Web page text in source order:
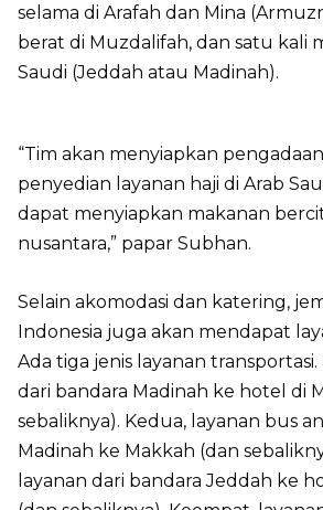
selama di Arafah dan Mina
berat di Muzdalifah, dan satu kali
Saudi (Jeddah atau Madinah).
“Tim akan menyiapkan
penyedian layanan haji di Arab
dapat menyiapkan makanan
nusantara,” papar Subhan.
Selain akomodasi dan katering,
Indonesia juga akan mendapat
Ada tiga jenis layanan
dari bandara Madinah ke hotel di
sebaliknya). Kedua, layanan bus
Madinah ke Makkah (dan
layanan dari bandara Jeddah ke